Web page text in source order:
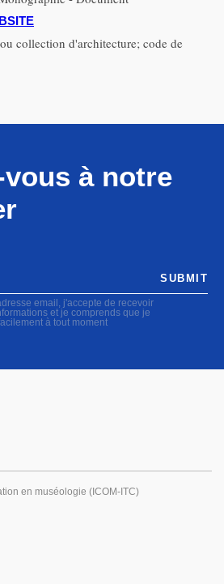
collection d'architecture; code de
à notre
email, j'accepte de recevoir
et je comprends que je
à tout moment
SUBMIT
en muséologie (ICOM-ITC)